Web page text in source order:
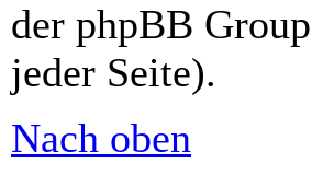
der phpBB
jeder Seite).
Nach oben